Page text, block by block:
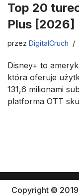
Top 20
Plus [2026]
przez DigitalCruch
Disney+ to
która oferuje
131,6 milionami
platforma OTT
Copyright ©